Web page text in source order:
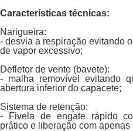
Características técnicas:
Narigueira:
- desvia a respiração evitando
de vapor excessivo;
Defletor de vento (bavete):
- malha removível evitando
abertura inferior do capacete;
Sistema de retenção:
- Fivela de engate rápido
prático e liberação com apenas